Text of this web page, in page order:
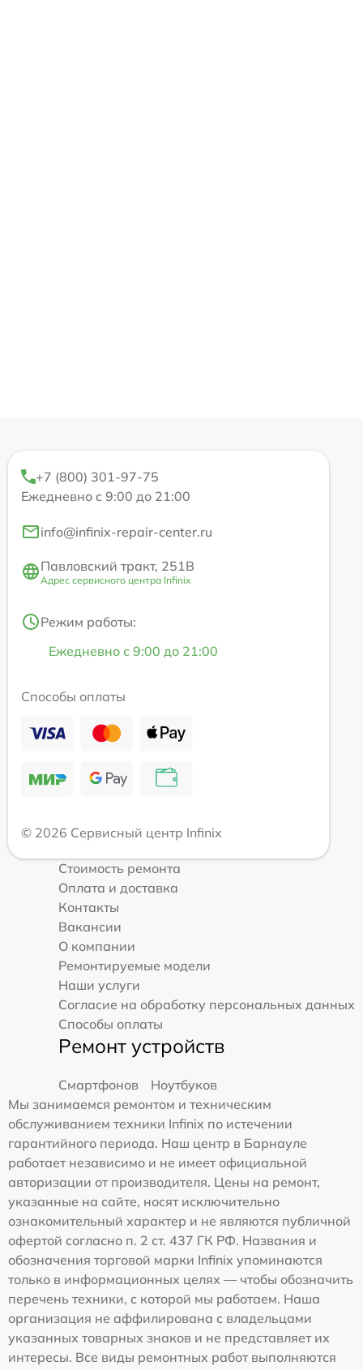
+7 (800) 301-97-75
Ежедневно с 9:00 до 21:00
info@infinix-repair-center.ru
Павловский тракт, 251В
Адрес сервисного центра Infinix
Режим работы:
Ежедневно с 9:00 до 21:00
Способы оплаты
© 2026 Сервисный центр Infinix
Стоимость ремонта
Оплата и доставка
Контакты
Вакансии
О компании
Ремонтируемые модели
Наши услуги
Согласие на обработку персональных данных
Способы оплаты
Ремонт устройств
Смартфонов
Ноутбуков
Мы занимаемся ремонтом и техническим
обслуживанием техники Infinix по истечении
гарантийного периода. Наш центр в Барнауле
работает независимо и не имеет официальной
авторизации от производителя. Цены на ремонт,
указанные на сайте, носят исключительно
ознакомительный характер и не являются публичной
офертой согласно п. 2 ст. 437 ГК РФ. Названия и
обозначения торговой марки Infinix упоминаются
только в информационных целях — чтобы обозначить
перечень техники, с которой мы работаем. Наша
организация не аффилирована с владельцами
указанных товарных знаков и не представляет их
интересы. Все виды ремонтных работ выполняются